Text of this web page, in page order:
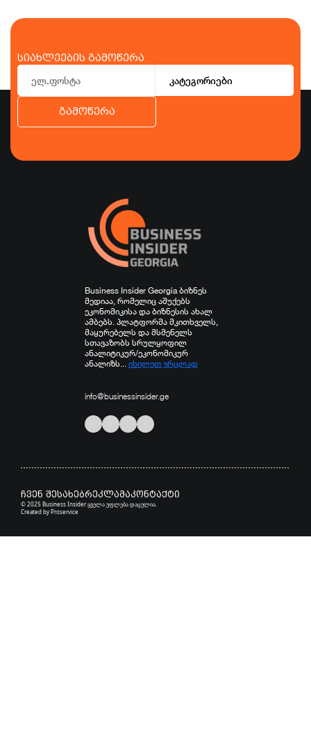
სიახლეების გამოწერა
კატეგორიები
გამოწერა
Business Insider Georgia ბიზნეს
მედიაა, რომელიც აშუქებს
ეკონომიკისა და ბიზნესის ახალ
ამბებს. პლატფორმა მკითხველს,
მაყურებელს და მსმენელს
სთავაზობს სრულყოფილ
ანალიტიკურ/ეკონომიკურ
ანალიზს... იხილეთ ვრცლად
info@businessinsider.ge
ჩვენ შესახებრეკლამაკონტაქტი
© 2025 Business Insider ყველა უფლება დაცულია.
Created byProservice